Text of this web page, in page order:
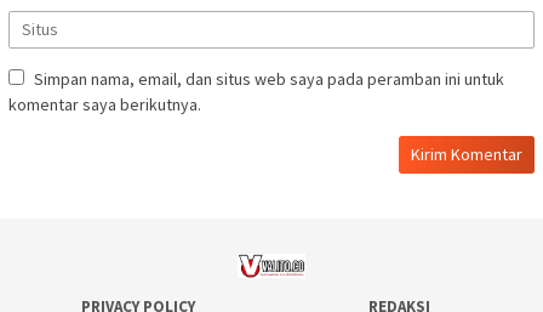
Simpan nama, email, dan situs web saya pada peramban ini untuk
komentar saya berikutnya.
PRIVACY POLICY REDAKSI